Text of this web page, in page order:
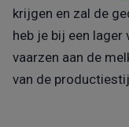
krijgen en zal de
heb je bij een
vaarzen aan de
van de